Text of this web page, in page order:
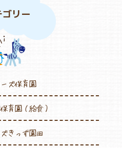
ゴリー
ズ保育園
育園（給食）
きっず園田